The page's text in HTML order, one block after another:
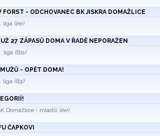
FORST - ODCHOVANEC BK JISKRA DOMAŽLICE
liga (ee)
27 ZÁPASŮ DOMA V ŘADĚ NEPORAŽEN
liga (tbs)
- OPĚT DOMA!
liga (tbj)
Domažlice - mladší (ee)
ČAPKOVI